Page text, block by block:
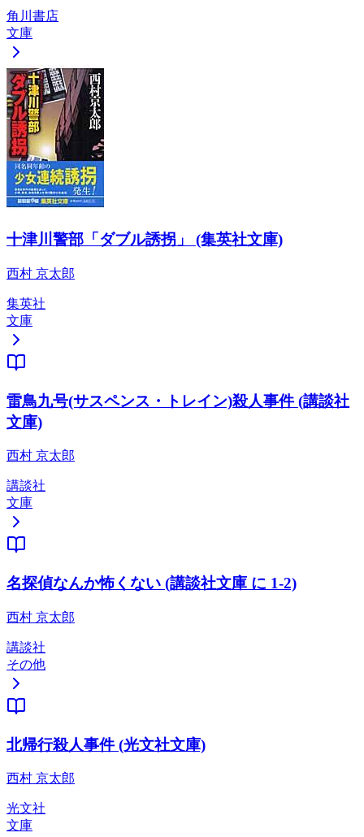
角川書店
文庫
十津川警部「ダブル誘拐」 (集英社文庫)
西村 京太郎
集英社
文庫
雷鳥九号(サスペンス・トレイン)殺人事件 (講談社
文庫)
西村 京太郎
講談社
文庫
名探偵なんか怖くない (講談社文庫 に 1-2)
西村 京太郎
講談社
その他
北帰行殺人事件 (光文社文庫)
西村 京太郎
光文社
文庫